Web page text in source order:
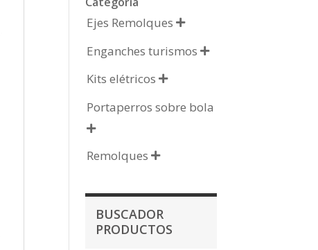
Ejes Remolques 
Enganches turismos 
Kits elétricos 
Portaperros sobre bola

Remolques 
BUSCADOR
PRODUCTOS